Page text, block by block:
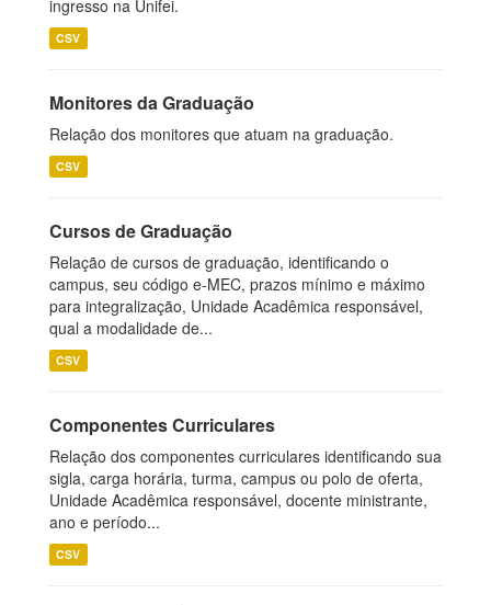
ingresso na Unifei.
CSV
Monitores da Graduação
Relação dos monitores que atuam na graduação.
CSV
Cursos de Graduação
Relação de cursos de graduação, identificando o
campus, seu código e-MEC, prazos mínimo e máximo
para integralização, Unidade Acadêmica responsável,
qual a modalidade de...
CSV
Componentes Curriculares
Relação dos componentes curriculares identificando sua
sigla, carga horária, turma, campus ou polo de oferta,
Unidade Acadêmica responsável, docente ministrante,
ano e período...
CSV